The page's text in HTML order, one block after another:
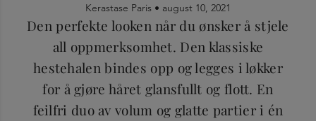
Kerastase Paris • august 10, 2021
Den perfekte looken når du ønsker å stjele
all oppmerksomhet. Den klassiske
hestehalen bindes opp og legges i løkker
for å gjøre håret glansfullt og flott. En
feilfri duo av volum og glatte partier i én